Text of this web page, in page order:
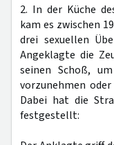
2. In der Küche
kam es zwischen
drei sexuellen
Angeklagte die
seinen Schoß,
vorzunehmen
Dabei hat die
festgestellt: